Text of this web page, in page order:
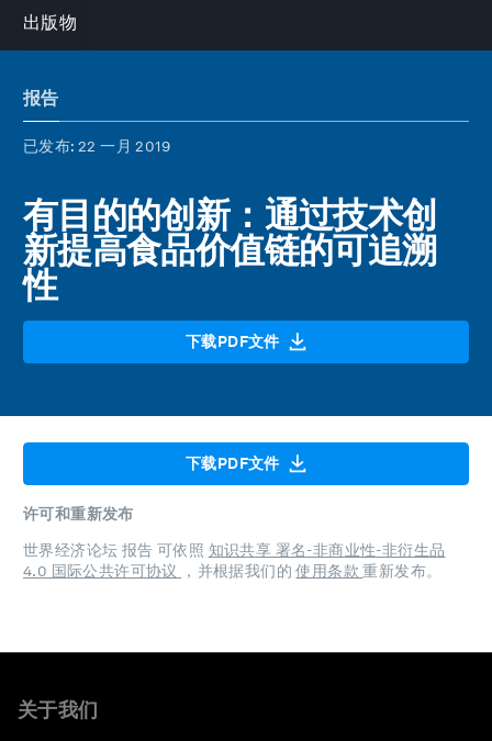
出版物
报告
已发布: 22 一月 2019
有目的的创新：通过技术创
新提高食品价值链的可追溯
性
下载PDF文件
下载PDF文件
许可和重新发布
世界经济论坛 报告 可依照 知识共享 署名-非商业性-非衍生品
4.0 国际公共许可协议
，并根据我们的使用条款重新发布。
关于我们